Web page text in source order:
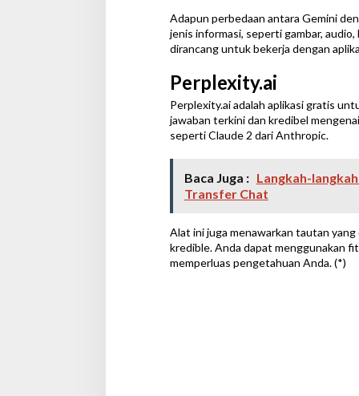
Adapun perbedaan antara Gemini
jenis informasi, seperti gambar,
dirancang untuk bekerja dengan
Perplexity.ai
Perplexity.ai adalah aplikasi gratis
jawaban terkini dan kredibel
seperti Claude 2 dari Anthropic.
Baca Juga : Langkah-
Transfer Chat
Alat ini juga menawarkan tautan
kredible. Anda dapat menggunakan
memperluas pengetahuan Anda. (*)